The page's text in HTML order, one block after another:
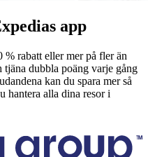
app
rabatt eller mer på fler än
dubbla poäng varje gång
kan du spara mer så
hantera alla dina resor i